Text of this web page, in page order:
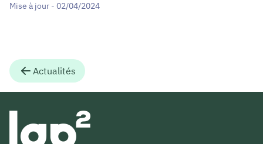
Mise à jour - 02/04/2024
Actualités